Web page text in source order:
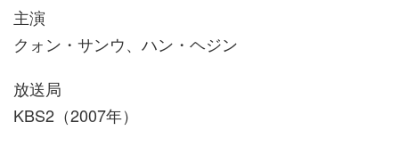
主演
クォン・サンウ、ハン・ヘジン
放送局
KBS2（2007年）